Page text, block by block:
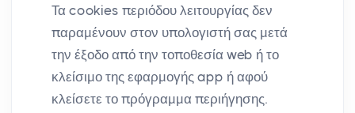
Τα cookies περιόδου λειτουργίας δεν
παραμένουν στον υπολογιστή σας μετά
την έξοδο από την τοποθεσία web ή το
κλείσιμο της εφαρμογής app ή αφού
κλείσετε το πρόγραμμα περιήγησης.